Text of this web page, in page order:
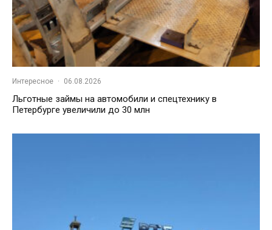
Интересное · 06.08.2026
Льготные займы на автомобили и спецтехнику в
Петербурге увеличили до 30 млн